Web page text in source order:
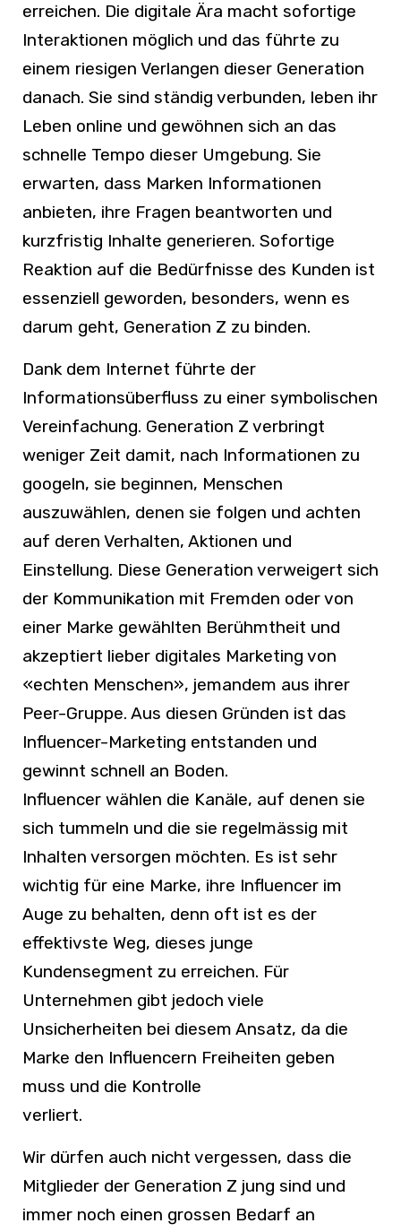
erreichen. Die digitale Ära macht sofortige
Interaktionen möglich und das führte zu
einem riesigen Verlangen dieser Generation
danach. Sie sind ständig verbunden, leben ihr
Leben online und gewöhnen sich an das
schnelle Tempo dieser Umgebung. Sie
erwarten, dass Marken Informationen
anbieten, ihre Fragen beantworten und
kurzfristig Inhalte generieren. Sofortige
Reaktion auf die Bedürfnisse des Kunden ist
essenziell geworden, besonders, wenn es
darum geht, Generation Z zu binden.
Dank dem Internet führte der
Informationsüberfluss zu einer symbolischen
Vereinfachung. Generation Z verbringt
weniger Zeit damit, nach Informationen zu
googeln, sie beginnen, Menschen
auszuwählen, denen sie folgen und achten
auf deren Verhalten, Aktionen und
Einstellung. Diese Generation verweigert sich
der Kommunikation mit Fremden oder von
einer Marke gewählten Berühmtheit und
akzeptiert lieber digitales Marketing von
«echten Menschen», jemandem aus ihrer
Peer-Gruppe. Aus diesen Gründen ist das
Influencer-Marketing entstanden und
gewinnt schnell an Boden.
Influencer wählen die Kanäle, auf denen sie
sich tummeln und die sie regelmässig mit
Inhalten versorgen möchten. Es ist sehr
wichtig für eine Marke, ihre Influencer im
Auge zu behalten, denn oft ist es der
effektivste Weg, dieses junge
Kundensegment zu erreichen. Für
Unternehmen gibt jedoch viele
Unsicherheiten bei diesem Ansatz, da die
Marke den Influencern Freiheiten geben
muss und die Kontrolle
Wir dürfen auch nicht vergessen, dass die
Mitglieder der Generation Z jung sind und
immer noch einen grossen Bedarf an